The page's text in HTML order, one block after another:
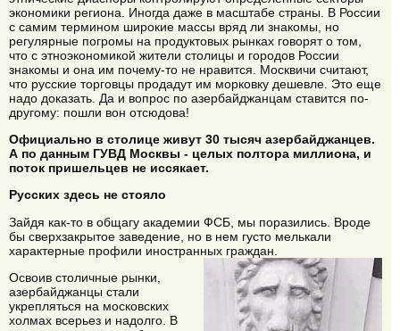
экономики региона. Иногда даже в масштабе страны. В России
с самим термином широкие массы вряд ли знакомы, но
регулярные погромы на продуктовых рынках говорят о том,
что с этноэкономикой жители столицы и городов России
знакомы и она им почему-то не нравится. Москвичи считают,
что русские торговцы продадут им морковку дешевле. Это еще
надо доказать. Да и вопрос по азербайджанцам ставится по-
другому: пошли вон отсюдова!
Официально в столице живут 30 тысяч азербайджанцев.
А по данным ГУВД Москвы - целых полтора миллиона, и
поток пришельцев не иссякает.
Русских здесь не стояло
Зайдя как-то в общагу академии ФСБ, мы поразились. Вроде
бы сверхзакрытое заведение, но в нем густо мелькали
характерные профили иностранных граждан.
Освоив столичные рынки,
азербайджанцы стали
укрепляться на московских
холмах всерьез и надолго. В